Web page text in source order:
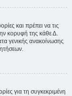
και πρέπει να τις
κορυφή της κάθε Δ.
γενικής ανακοίνωσης
για τη συγκεκριμένη